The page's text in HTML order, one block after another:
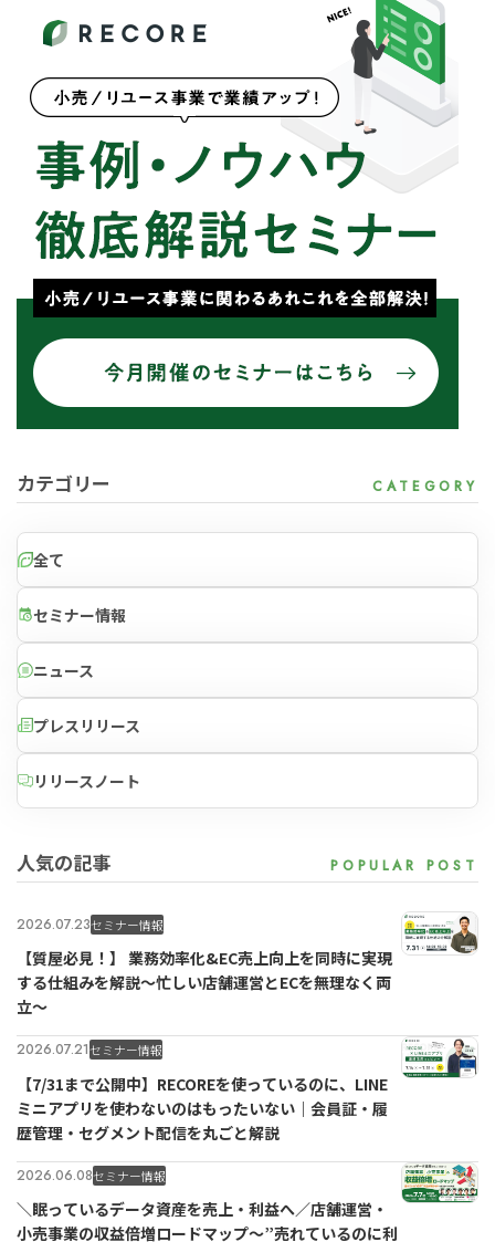
カテゴリー
全て
セミナー情報
ニュース
プレスリリース
リリースノート
人気の記事
2026.07.23セミナー情報
【質屋必見！】 業務効率化&EC売上向上を同時に実現
する仕組みを解説〜忙しい店舗運営とECを無理なく両
立〜
2026.07.21セミナー情報
【7/31まで公開中】RECOREを使っているのに、LINE
ミニアプリを使わないのはもったいない｜会員証・履
歴管理・セグメント配信を丸ごと解説
2026.06.08セミナー情報
＼眠っているデータ資産を売上・利益へ／店舗運営・
小売事業の収益倍増ロードマップ～”売れているのに利